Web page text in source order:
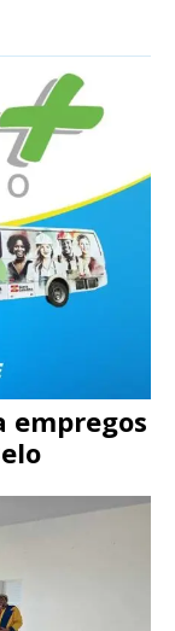
empregos